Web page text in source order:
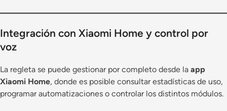
Integración con Xiaomi Home y control por
voz
La regleta se puede gestionar por completo desde la app
Xiaomi Home, donde es posible consultar estadísticas de uso,
programar automatizaciones o controlar los distintos módulos.